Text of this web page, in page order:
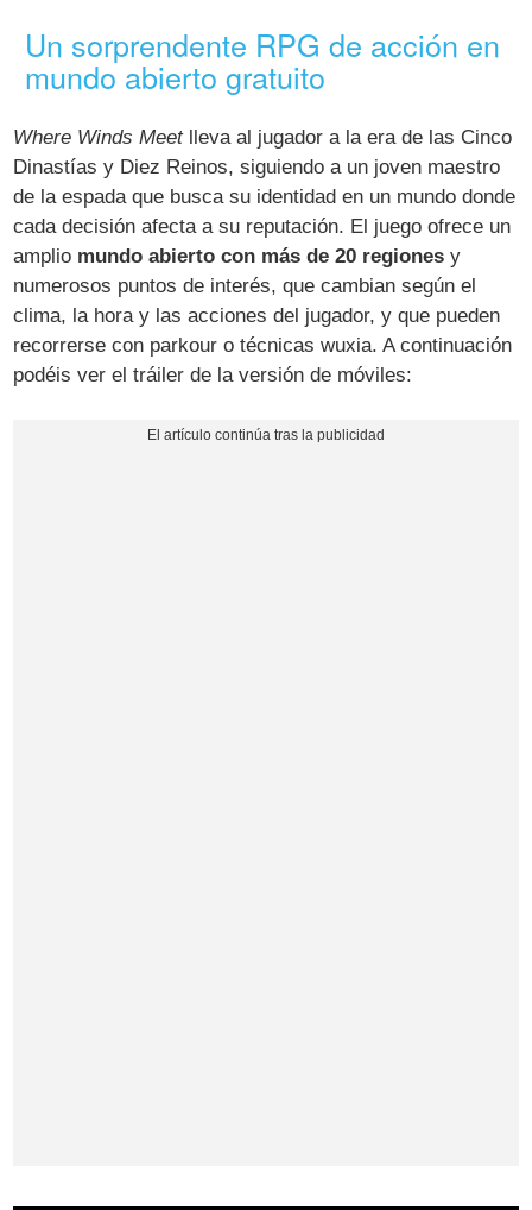
Un sorprendente RPG de acción en
mundo abierto gratuito
Where Winds Meetlleva al jugador a la era de las Cinco
Dinastías y Diez Reinos, siguiendo a un joven maestro
de la espada que busca su identidad en un mundo donde
cada decisión afecta a su reputación. El juego ofrece un
amplio mundo abierto con más de 20 regiones y
numerosos puntos de interés, que cambian según el
clima, la hora y las acciones del jugador, y que pueden
recorrerse con parkour o técnicas wuxia. A continuación
podéis ver el tráiler de la versión de móviles: